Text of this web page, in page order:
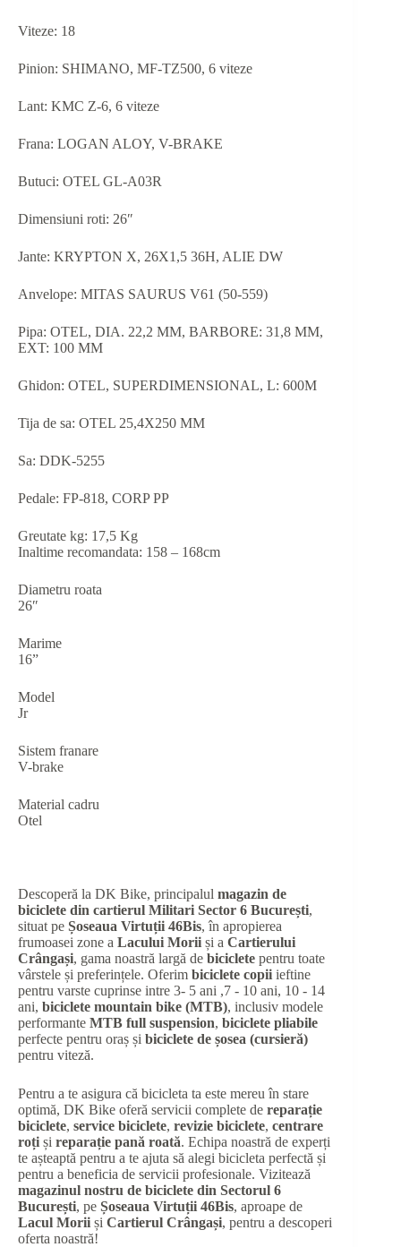
Viteze: 18
Pinion: SHIMANO, MF-TZ500, 6 viteze
Lant: KMC Z-6, 6 viteze
Frana: LOGAN ALOY, V-BRAKE
Butuci: OTEL GL-A03R
Dimensiuni roti: 26″
Jante: KRYPTON X, 26X1,5 36H, ALIE DW
Anvelope: MITAS SAURUS V61 (50-559)
Pipa: OTEL, DIA. 22,2 MM, BARBORE: 31,8 MM,
EXT: 100 MM
Ghidon: OTEL, SUPERDIMENSIONAL, L: 600M
Tija de sa: OTEL 25,4X250 MM
Sa: DDK-5255
Pedale: FP-818, CORP PP
Greutate kg: 17,5 Kg
Inaltime recomandata: 158 – 168cm
Diametru roata
26″
Marime
16”
Model
Jr
Sistem franare
V-brake
Material cadru
Otel
Descoperă la DK Bike, principalul magazin de
biciclete din cartierul Militari Sector 6 București,
situat pe Șoseaua Virtuții 46Bis, în apropierea
frumoasei zone a Lacului Morii și a Cartierului
Crângași, gama noastră largă de biciclete pentru toate
vârstele și preferințele. Oferim biciclete copii ieftine
pentru varste cuprinse intre 3- 5 ani ,7 - 10 ani, 10 - 14
ani, biciclete mountain bike (MTB), inclusiv modele
performante MTB full suspension, biciclete pliabile
perfecte pentru oraș și biciclete de șosea (cursieră)
pentru viteză.
Pentru a te asigura că bicicleta ta este mereu în stare
optimă, DK Bike oferă servicii complete de reparație
biciclete, service biciclete, revizie biciclete, centrare
roți și reparație pană roată. Echipa noastră de experți
te așteaptă pentru a te ajuta să alegi bicicleta perfectă și
pentru a beneficia de servicii profesionale. Vizitează
magazinul nostru de biciclete din Sectorul 6
București, pe Șoseaua Virtuții 46Bis, aproape de
Lacul Morii și Cartierul Crângași, pentru a descoperi
oferta noastră!